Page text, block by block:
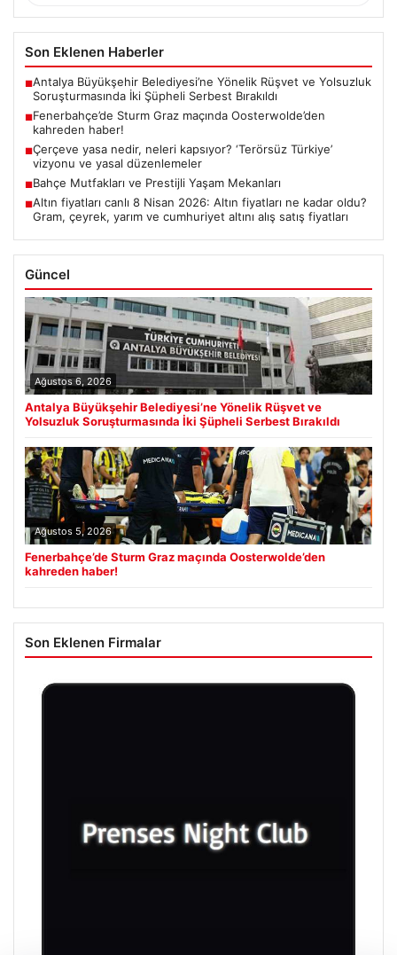
Son Eklenen Haberler
■Antalya Büyükşehir Belediyesi’ne Yönelik Rüşvet ve Yolsuzluk
Soruşturmasında İki Şüpheli Serbest Bırakıldı
■Fenerbahçe’de Sturm Graz maçında Oosterwolde’den
kahreden haber!
■Çerçeve yasa nedir, neleri kapsıyor? ‘Terörsüz Türkiye’
vizyonu ve yasal düzenlemeler
■Bahçe Mutfakları ve Prestijli Yaşam Mekanları
■Altın fiyatları canlı 8 Nisan 2026: Altın fiyatları ne kadar oldu?
Gram, çeyrek, yarım ve cumhuriyet altını alış satış fiyatları
Güncel
Ağustos 6, 2026
Antalya Büyükşehir Belediyesi’ne Yönelik Rüşvet ve
Yolsuzluk Soruşturmasında İki Şüpheli Serbest Bırakıldı
Ağustos 5, 2026
Fenerbahçe’de Sturm Graz maçında Oosterwolde’den
kahreden haber!
Son Eklenen Firmalar